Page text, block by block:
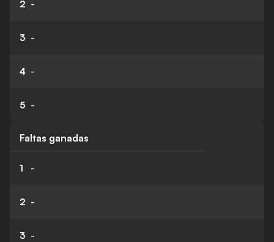
2 -
3 -
4 -
5 -
Faltas ganadas
1 -
2 -
3 -